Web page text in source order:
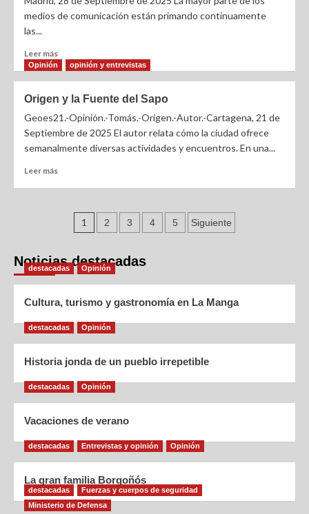
medios de comunicación están primando continuamente
las...
Leer más
Opinión opinión y entrevistas
Origen y la Fuente del Sapo
Geoes21.-Opinión.-Tomás.-Origen.-Autor.-Cartagena, 21 de
Septiembre de 2025 El autor relata cómo la ciudad ofrece
semanalmente diversas actividades y encuentros. En una...
Leer más
1 2 3 4 5 Siguiente
Noticias destacadas
destacadas Opinión
Cultura, turismo y gastronomía en La Manga
destacadas Opinión
Historia jonda de un pueblo irrepetible
destacadas Opinión
Vacaciones de verano
destacadas Entrevistas y opinión Opinión
La gran familia Borgoñós
destacadas
Fuerzas y cuerpos de seguridad
Ministerio de Defensa